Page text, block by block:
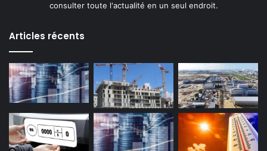
consulter toute l'actualité en un seul endroit.
Articles récents